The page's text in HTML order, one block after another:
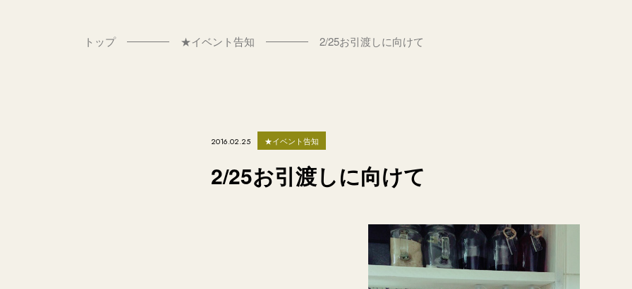
トップ ★イベント告知 2/25お引渡しに向けて
2016.02.25 ★イベント告知
2/25お引渡しに向けて